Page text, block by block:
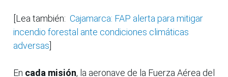
[Lea también: Cajamarca: FAP alerta para mitigar
incendio forestal ante condiciones climáticas
adversas
En cada misión, la aeronave de la Fuerza Aérea del